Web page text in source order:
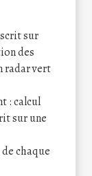
sur
des
radar vert
: calcul
sur une
chaque